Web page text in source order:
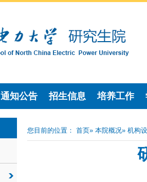
通知公告 招生信息 培养工作
您目前的位置： 首页» 本院概况» 机构